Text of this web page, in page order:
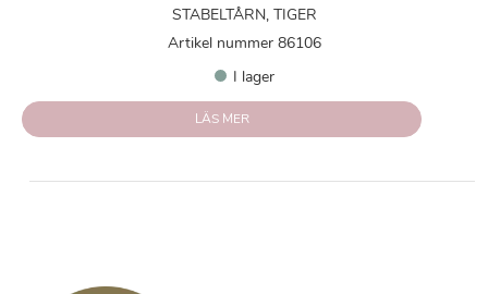
STABELTÅRN, TIGER
Artikel nummer 86106
I lager
LÄS MER